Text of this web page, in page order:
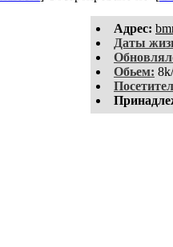
Aдpeс:
Даты
Обьем: